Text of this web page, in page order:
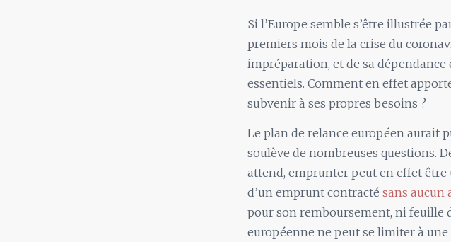
Si l’Europe semble s’être illustrée
premiers mois de la crise du
impréparation, et de sa dépendance
essentiels. Comment en effet
subvenir à ses propres besoins ?
Le plan de relance européen aurait
soulève de nombreuses questions.
attend, emprunter peut en effet
d’un emprunt contracté sans aucun
pour son remboursement, ni feuille
européenne ne peut se limiter à